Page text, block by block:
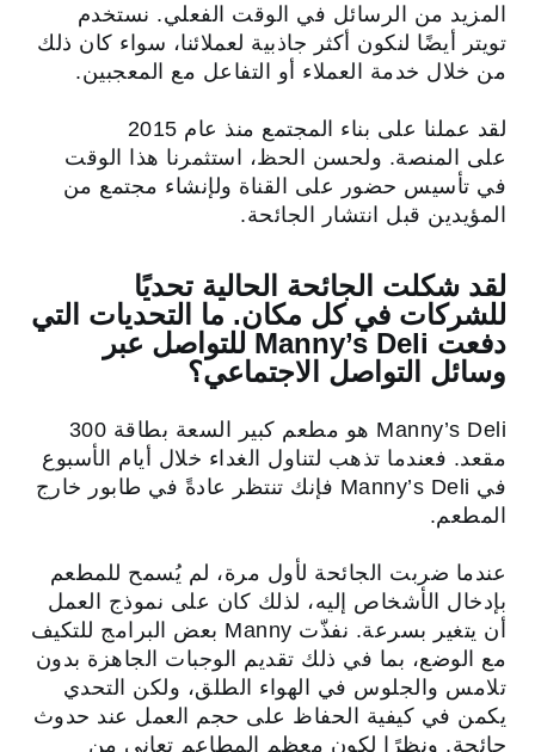
المزيد من الرسائل في الوقت الفعلي. نستخدم
تويتر أيضًا لنكون أكثر جاذبية لعملائنا، سواء كان ذلك
من خلال خدمة العملاء أو التفاعل مع المعجبين.
لقد عملنا على بناء المجتمع منذ عام 2015
على المنصة. ولحسن الحظ، استثمرنا هذا الوقت
في تأسيس حضور على القناة ولإنشاء مجتمع من
المؤيدين قبل انتشار الجائحة.
لقد شكلت الجائحة الحالية تحديًا
للشركات في كل مكان. ما التحديات التي
دفعت Manny’s Deli للتواصل عبر
وسائل التواصل الاجتماعي؟
Manny’s Deli هو مطعم كبير السعة بطاقة 300
مقعد. فعندما تذهب لتناول الغداء خلال أيام الأسبوع
في Manny’s Deli فإنك تنتظر عادةً في طابور خارج
المطعم.
عندما ضربت الجائحة لأول مرة، لم يُسمح للمطعم
بإدخال الأشخاص إليه، لذلك كان على نموذج العمل
أن يتغير بسرعة. نفذّت Manny بعض البرامج للتكيف
مع الوضع، بما في ذلك تقديم الوجبات الجاهزة بدون
تلامس والجلوس في الهواء الطلق، ولكن التحدي
يكمن في كيفية الحفاظ على حجم العمل عند حدوث
جائحة. ونظرًا لكون معظم المطاعم تعاني من